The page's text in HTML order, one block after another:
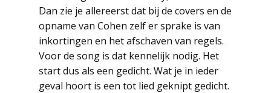
Dan zie je allereerst dat bij de covers en de
opname van Cohen zelf er sprake is van
inkortingen en het afschaven van regels.
Voor de song is dat kennelijk nodig. Het
start dus als een gedicht. Wat je in ieder
geval hoort is een tot lied geknipt gedicht.